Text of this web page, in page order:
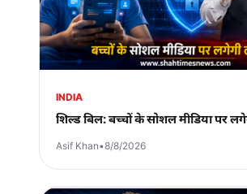
INDIA
शिल्ड बिल: बच्चों के सोशल मीडिया पर
Asif Khan•8/8/2026